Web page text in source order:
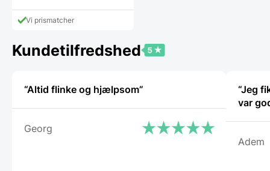
var:
5.394,00 DKK.
aktuelle
prisVi prismatcher
Kundetilfredshed
“Altid flinke og hjælpsom”
Georg
“Jeg
var
Adem